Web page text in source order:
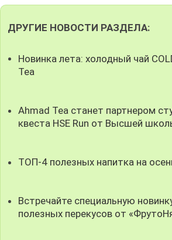
ДРУГИЕ НОВОСТИ РАЗДЕЛА:
Новинка лета: холодный чай
Tea
Ahmad Tea станет партнером
квеста HSE Run от Высшей
ТОП-4 полезных напитка на
Встречайте специальную
полезных перекусов от